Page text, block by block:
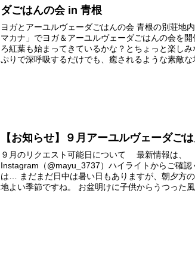
ダごはんの会 in 青根
ヨガとアーユルヴェーダごはんの会 青根の別荘地
マカナ」でヨガ＆アーユルヴェーダごはんの会を
ろ紅葉も始まってきているかな？とちょっと楽しみ
ぷりで深呼吸するだけでも、癒されるような素敵な
【お知らせ】９月アーユルヴェーダご
９月のリクエスト可能日について 最新情報は、
Instagram（@mayu_3737）ハイライトからご確認
は… まだまだ日中は暑い日もありますが、朝夕方
地よい季節ですね。 お盆明けに子供からうつった風